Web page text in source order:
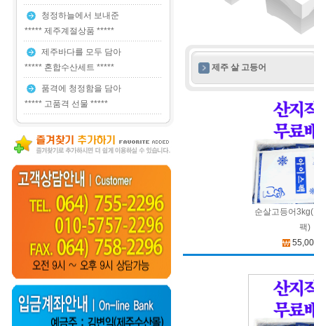
청정하늘에서 보내준
***** 제주계절상품 *****
제주바다를 모두 담아
***** 혼합수산세트 *****
품격에 청정함을 담아
***** 고품격 선물 *****
제주 살 고등어
순살고등어
팩)